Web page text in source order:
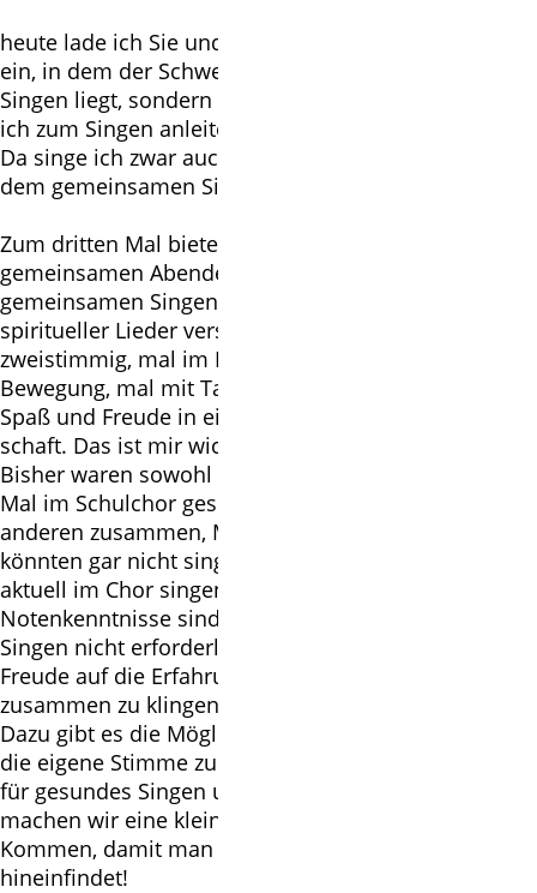
heute lade ich Sie und Euch nicht zu einem Konzert
ein, in dem der Schwerpunkt auf meinem eigenen
Singen liegt, sondern zu einer Veranstaltung, in der
ich zum Singen anleite.
Da singe ich zwar auch mit, aber der Fokus liegt auf
dem gemeinsamen Singen!
Zum dritten Mal biete ich diese Reihe von
gemeinsamen Abenden an, die geprägt sind vom
gemeinsamen Singen leichter weltlicher und
spiritueller Lieder verschiedener Genres, mal
zweistimmig, mal im Kanon, mal meditativ, mal mit
Bewegung, mal mit Tanz, ... Auf jeden Fall mit viel
Spaß und Freude in einer wertschätzenden Gemein-
schaft. Das ist mir wichtig!
Bisher waren sowohl Menschen dabei, die das letzte
Mal im Schulchor gesungen hatten oder noch nie mit
anderen zusammen, Menschen, die glaubten, sie
könnten gar nicht singen sowie auch Menschen, die
aktuell im Chor singen. Chorerfahrung und
Notenkenntnisse sind bei meinem gemeinsamen
Singen nicht erforderlich, nur Freude am Singen und
Freude auf die Erfahrung, mit anderen Menschen
zusammen zu klingen!
Dazu gibt es die Möglichkeit, bei ein paar Übungen
die eigene Stimme zu erkunden verbunden mit Tipps
für gesundes Singen und Sprechen, und am Ende
machen wir eine kleine Entspannung, ein Zu-sich-
Kommen, damit man gut in den Feierabend
hineinfindet!